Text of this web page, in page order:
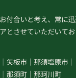
合いと考え、常に迅
させていただいてお
矢板市 那須塩原市
那須町 那珂川町